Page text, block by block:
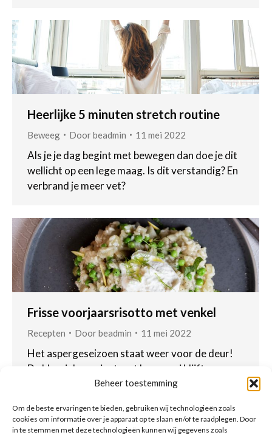
Beheer toestemming
Om de beste ervaringen te bieden, gebruiken wij technologieën zoals
cookies om informatie over je apparaat op te slaan en/of te raadplegen. Door
in te stemmen met deze technologieën kunnen wij gegevens zoals
Heerlijke 5 minuten stretch routine
Beweeg Doorbeadmin 11 mei 2022
Als je je dag begint met bewegen dan doe je dit
wellicht op een lege maag. Is dit verstandig? En
verbrand je meer vet?
Frisse voorjaarsrisotto met venkel
Recepten Doorbeadmin 11 mei 2022
Het aspergeseizoen staat weer voor de deur!
De klassieke variant met ham en ei blijft voor
velen favoriet maar wat dacht je van deze